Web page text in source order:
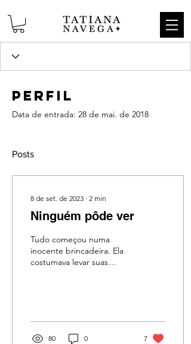
Perfil
Data de entrada: 28 de mai. de 2018
Posts
8 de set. de 2023 ∙ 2 min
Ninguém pôde ver
Tudo começou numa
inocente brincadeira. Ela
costumava levar suas
80 0 7